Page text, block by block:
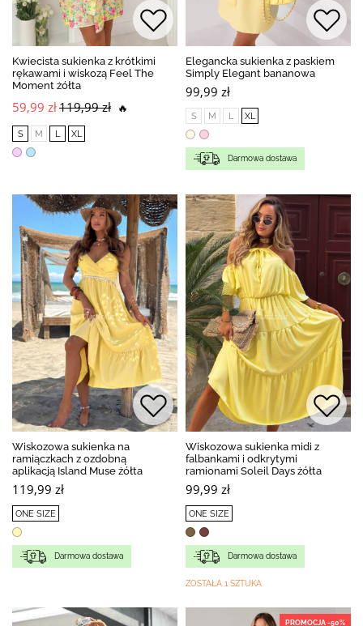
Kwiecista sukienka z krótkimi
rękawami i wiskozą Feel The
Moment żółta
59,99 zł119,99 zł 🔥
S M L XL
Elegancka sukienka z paskiem
Simply Elegant bananowa
99,99 zł
S M L XL
Darmowa dostawa
Wiskozowa sukienka na
ramiączkach z ozdobną
aplikacją Island Muse żółta
119,99 zł
ONE SIZE
Darmowa dostawa
Wiskozowa sukienka midi z
falbankami i odkrytymi
ramionami Soleil Days żółta
99,99 zł
ONE SIZE
Darmowa dostawa
ZOSTAŁA 1 SZTUKA
PROMOCJA -50%